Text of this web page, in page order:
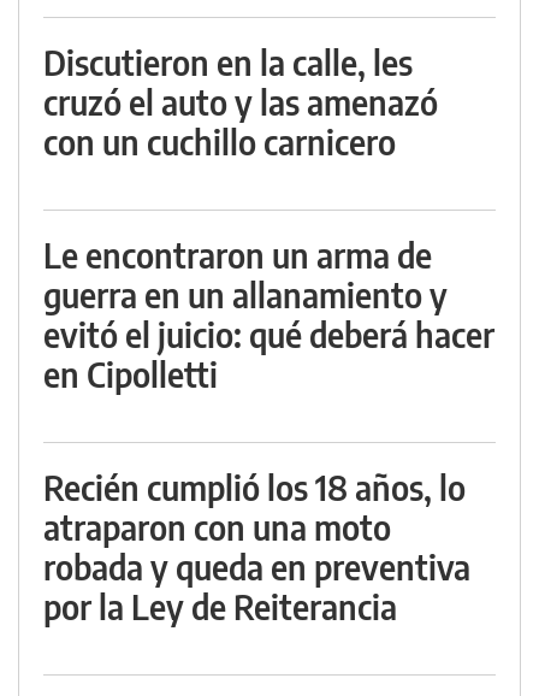
Discutieron en la calle, les
cruzó el auto y las amenazó
con un cuchillo carnicero
Le encontraron un arma de
guerra en un allanamiento y
evitó el juicio: qué deberá hacer
en Cipolletti
Recién cumplió los 18 años, lo
atraparon con una moto
robada y queda en preventiva
por la Ley de Reiterancia